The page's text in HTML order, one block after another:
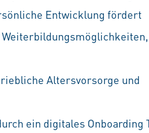
Entwicklung fördert
Altersvorsorge und
ein digitales Onboarding